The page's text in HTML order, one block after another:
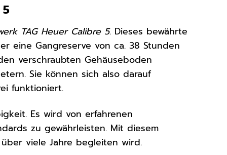
TAG Heuer Calibre 5. Dieses bewährte
eine Gangreserve von ca. 38 Stunden
verschraubten Gehäuseboden
Sie können sich also darauf
funktioniert.
Es wird von erfahrenen
zu gewährleisten. Mit diesem
viele Jahre begleiten wird.